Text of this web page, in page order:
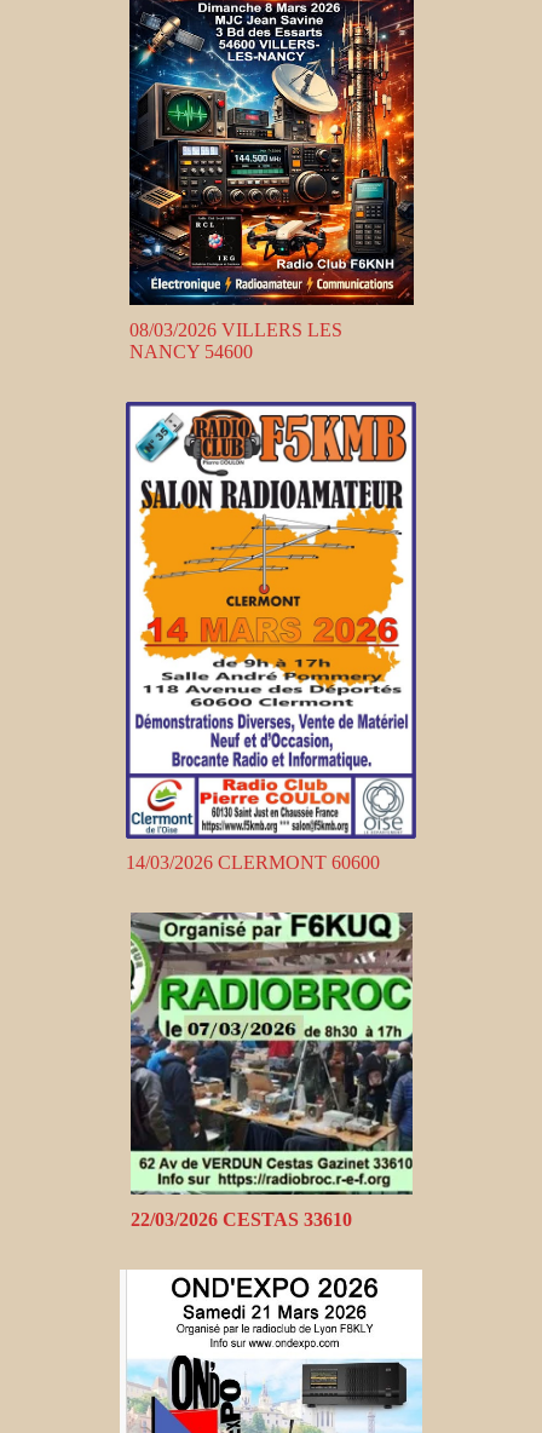
08/03/2026 VILLERS LES
NANCY 54600
14/03/2026 CLERMONT 60600
22/03/2026 CESTAS 33610